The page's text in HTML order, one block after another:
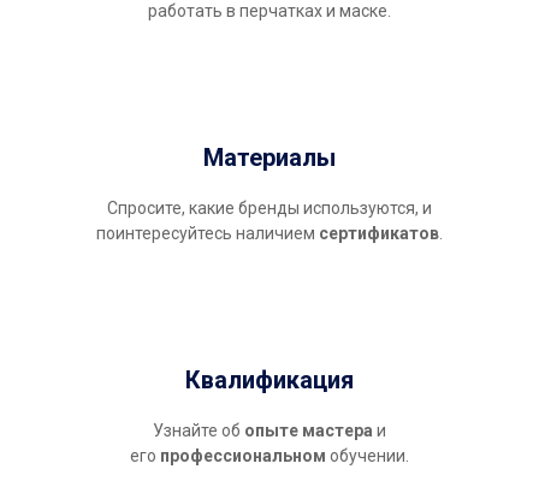
работать в перчатках и маске.
Материалы
Спросите, какие бренды используются, и
поинтересуйтесь наличием сертификатов
Квалификация
Узнайте об опыте мастера и
его профессиональном обучении.